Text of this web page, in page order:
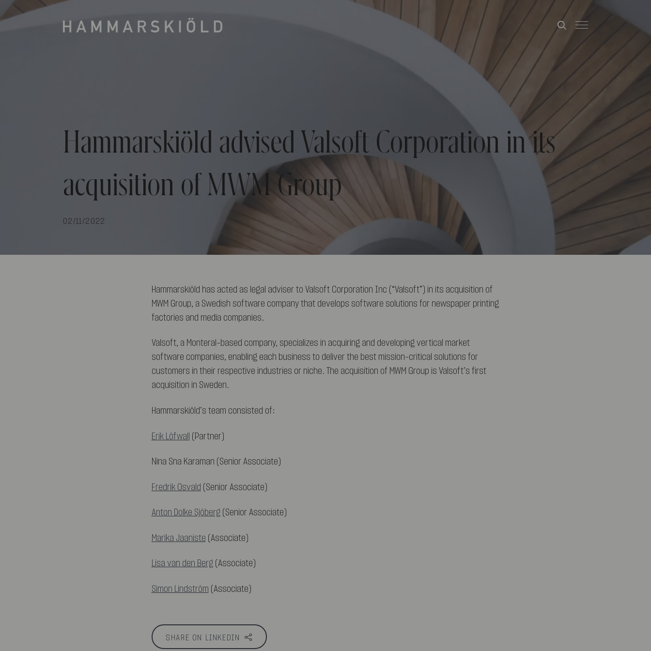
Hammarskiöld advised Valsoft Corporation in its
acquisition of MWM Group
02/11/2022
Hammarskiöld has acted as legal adviser to Valsoft Corporation Inc (“Valsoft”) in its acquisition of
MWM Group, a Swedish software company that develops software solutions for newspaper printing
factories and media companies.
Valsoft, a Monteral-based company, specializes in acquiring and developing vertical market
software companies, enabling each business to deliver the best mission-critical solutions for
customers in their respective industries or niche. The acquisition of MWM Group is Valsoft’s first
acquisition in Sweden.
Hammarskiöld’s team consisted of:
Erik Löfwall (Partner)
Nina Sna Karaman (Senior Associate)
Fredrik Osvald (Senior Associate)
Anton Dolke Sjöberg (Senior Associate)
Marika Jaaniste (Associate)
Lisa van den Berg (Associate)
Simon Lindström (Associate)
SHARE ON LINKEDIN